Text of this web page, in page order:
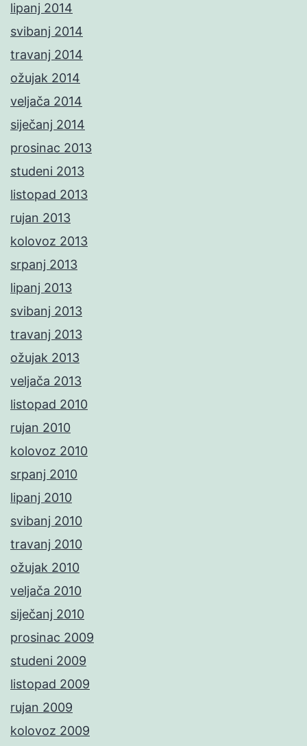
lipanj 2014
svibanj 2014
travanj 2014
ožujak 2014
veljača 2014
siječanj 2014
prosinac 2013
studeni 2013
listopad 2013
rujan 2013
kolovoz 2013
srpanj 2013
lipanj 2013
svibanj 2013
travanj 2013
ožujak 2013
veljača 2013
listopad 2010
rujan 2010
kolovoz 2010
srpanj 2010
lipanj 2010
svibanj 2010
travanj 2010
ožujak 2010
veljača 2010
siječanj 2010
prosinac 2009
studeni 2009
listopad 2009
rujan 2009
kolovoz 2009